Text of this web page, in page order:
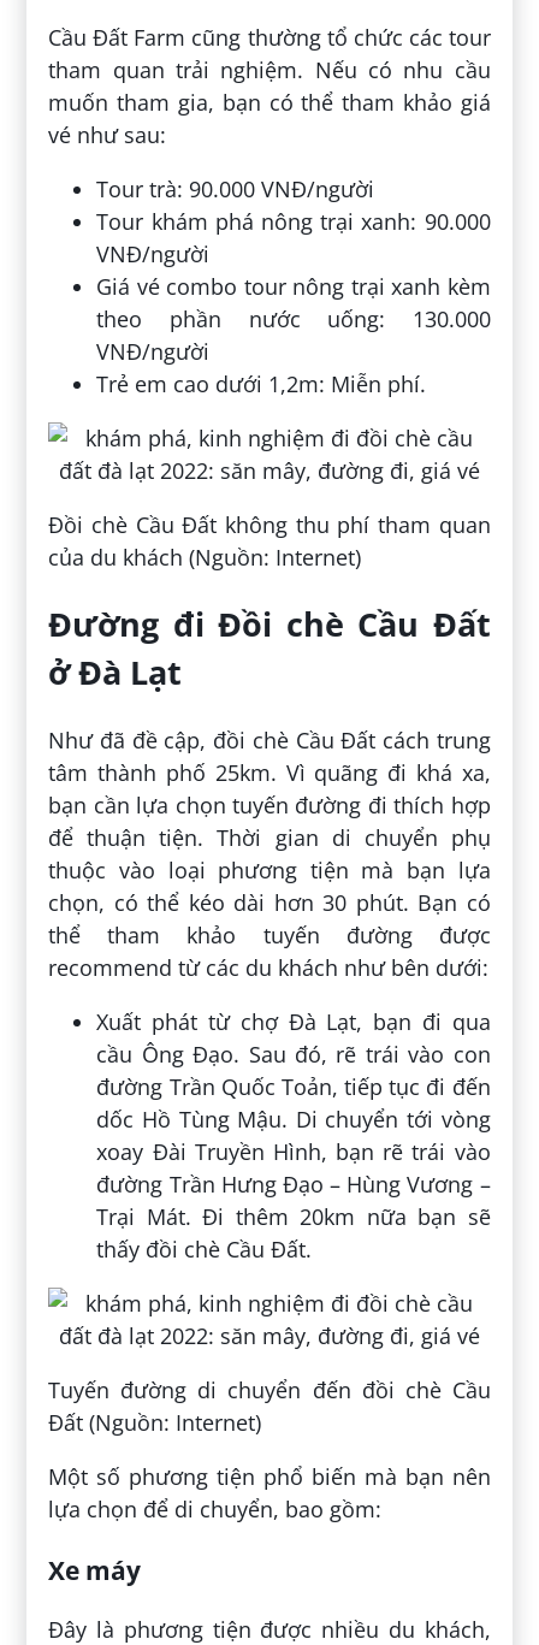
Cầu Đất Farm cũng thường tổ chức các tour
tham quan trải nghiệm. Nếu có nhu cầu
muốn tham gia, bạn có thể tham khảo giá
vé như sau:
Tour trà: 90.000 VNĐ/người
Tour khám phá nông trại xanh: 90.000
VNĐ/người
Giá vé combo tour nông trại xanh kèm
theo phần nước uống: 130.000
VNĐ/người
Trẻ em cao dưới 1,2m: Miễn phí.
Đồi chè Cầu Đất không thu phí tham quan
của du khách (Nguồn: Internet)
Đường đi Đồi chè Cầu Đất
ở Đà Lạt
Như đã đề cập, đồi chè Cầu Đất cách trung
tâm thành phố 25km. Vì quãng đi khá xa,
bạn cần lựa chọn tuyến đường đi thích hợp
để thuận tiện. Thời gian di chuyển phụ
thuộc vào loại phương tiện mà bạn lựa
chọn, có thể kéo dài hơn 30 phút. Bạn có
thể tham khảo tuyến đường được
recommend từ các du khách như bên dưới:
Xuất phát từ chợ Đà Lạt, bạn đi qua
cầu Ông Đạo. Sau đó, rẽ trái vào con
đường Trần Quốc Toản, tiếp tục đi đến
dốc Hồ Tùng Mậu. Di chuyển tới vòng
xoay Đài Truyền Hình, bạn rẽ trái vào
đường Trần Hưng Đạo – Hùng Vương –
Trại Mát. Đi thêm 20km nữa bạn sẽ
thấy đồi chè Cầu Đất.
Tuyến đường di chuyển đến đồi chè Cầu
Đất (Nguồn: Internet)
Một số phương tiện phổ biến mà bạn nên
lựa chọn để di chuyển, bao gồm:
Xe máy
Đây là phương tiện được nhiều du khách,